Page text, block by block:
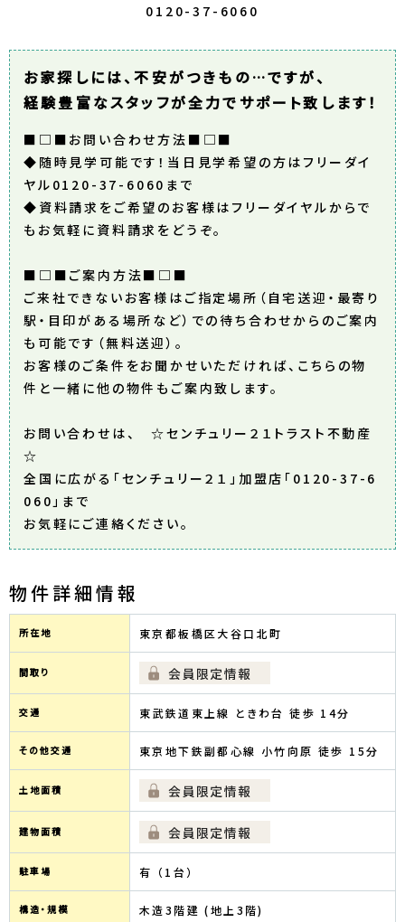
0120-37-6060
お家探しには、不安がつきもの…ですが、
経験豊富なスタッフが全力でサポート致します！
■□■お問い合わせ方法■□■
◆随時見学可能です！当日見学希望の方はフリーダイ
ヤル0120-37-6060まで
◆資料請求をご希望のお客様はフリーダイヤルからで
もお気軽に資料請求をどうぞ。
■□■ご案内方法■□■
ご来社できないお客様はご指定場所（自宅送迎・最寄り
駅・目印がある場所など）での待ち合わせからのご案内
も可能です（無料送迎）。
お客様のご条件をお聞かせいただければ、こちらの物
件と一緒に他の物件もご案内致します。
お問い合わせは、 ☆センチュリー２１トラスト不動産
☆
全国に広がる「センチュリー２１」加盟店「0120-37-6
060」まで
お気軽にご連絡ください。
物件詳細情報
所在地 東京都板橋区大谷口北町
間取り
交通 東武鉄道東上線 ときわ台 徒歩 14分
その他交通 東京地下鉄副都心線 小竹向原 徒歩 15分
土地面積
建物面積
駐車場 有 （1台）
構造・規模 木造3階建 (地上3階)